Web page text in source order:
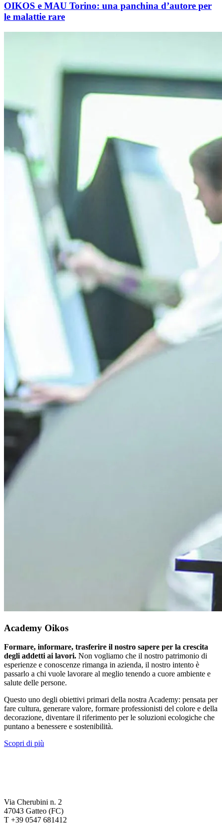
OIKOS e MAU Torino: una panchina d’autore per
le malattie rare
Academy Oikos
Formare, informare, trasferire il nostro sapere per la crescita
degli addetti ai lavori. Non vogliamo che il nostro patrimonio di
esperienze e conoscenze rimanga in azienda, il nostro intento è
passarlo a chi vuole lavorare al meglio tenendo a cuore ambiente e
salute delle persone.
Questo uno degli obiettivi primari della nostra Academy: pensata per
fare cultura, generare valore, formare professionisti del colore e della
decorazione, diventare il riferimento per le soluzioni ecologiche che
puntano a benessere e sostenibilità.
Scopri di più
Via Cherubini n. 2
47043 Gatteo (FC)
T +39 0547 681412